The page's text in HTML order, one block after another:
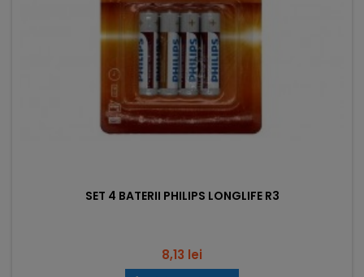
SET 4 BATERII PHILIPS LONGLIFE R3
Pret
8,13 lei